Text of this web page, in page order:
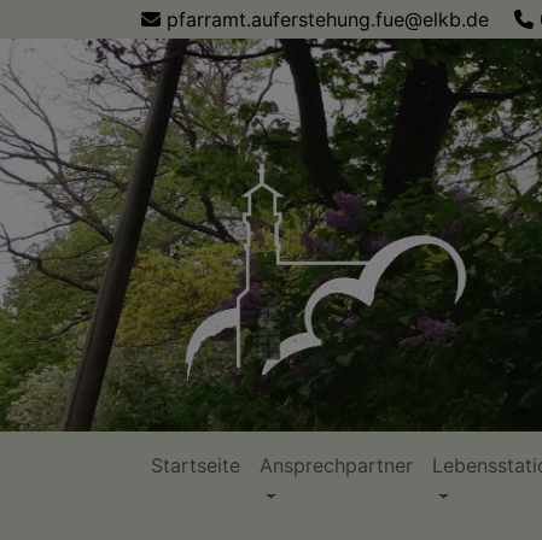
zum
Inhalt
pfarramt.auferstehung.fue@elkb.de
Hauptnavigation
Startseite Ansprechpartner